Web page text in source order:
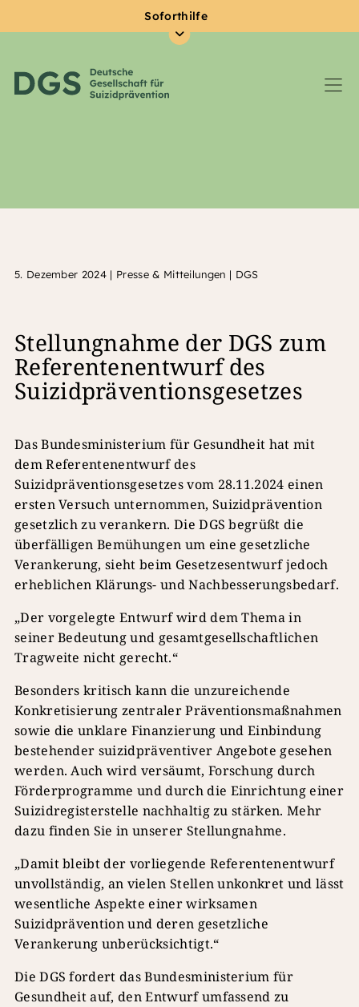
Soforthilfe
5. Dezember 2024 | Presse & Mitteilungen | DGS
Stellungnahme der DGS zum
Referentenentwurf des
Suizidpräventionsgesetzes
Das Bundesministerium für Gesundheit hat mit
dem Referentenentwurf des
Suizidpräventionsgesetzes vom 28.11.2024 einen
ersten Versuch unternommen, Suizidprävention
gesetzlich zu verankern. Die DGS begrüßt die
überfälligen Bemühungen um eine gesetzliche
Verankerung, sieht beim Gesetzesentwurf jedoch
erheblichen Klärungs- und Nachbesserungsbedarf.
„Der vorgelegte Entwurf wird dem Thema in
seiner Bedeutung und gesamtgesellschaftlichen
Tragweite nicht gerecht.“
Besonders kritisch kann die unzureichende
Konkretisierung zentraler Präventionsmaßnahmen
sowie die unklare Finanzierung und Einbindung
bestehender suizidpräventiver Angebote gesehen
werden. Auch wird versäumt, Forschung durch
Förderprogramme und durch die Einrichtung einer
Suizidregisterstelle nachhaltig zu stärken. Mehr
dazu finden Sie in unserer Stellungnahme.
„Damit bleibt der vorliegende Referentenentwurf
unvollständig, an vielen Stellen unkonkret und lässt
wesentliche Aspekte einer wirksamen
Suizidprävention und deren gesetzliche
Verankerung unberücksichtigt.“
Die DGS fordert das Bundesministerium für
Gesundheit auf, den Entwurf umfassend zu